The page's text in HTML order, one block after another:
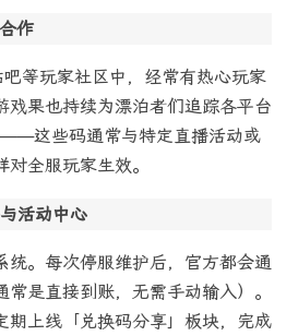
作
等玩家社区中，经常有热心玩家
戏果也持续为漂泊者们追踪各平台
这些码通常与特定直播活动或
全服玩家生效。
活动中心
统。每次停服维护后，官方都会通
是直接到账，无需手动输入）。
期上线「兑换码分享」板块，完成